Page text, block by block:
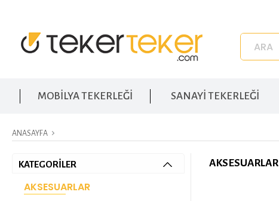
MOBİLYA TEKERLEĞİ SANAYİ TEKERLEĞİ
ANASAYFA
KATEGORİLER
AKSESUARLAR
AKSESUARLAR